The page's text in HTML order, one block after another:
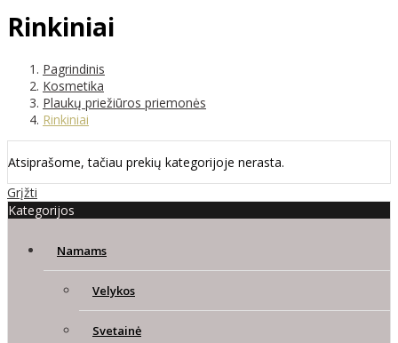
Rinkiniai
Pagrindinis
Kosmetika
Plaukų priežiūros priemonės
Rinkiniai
Atsiprašome, tačiau prekių kategorijoje nerasta.
Grįžti
Kategorijos
Namams
Velykos
Svetainė